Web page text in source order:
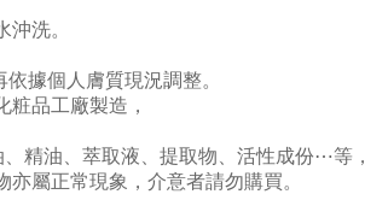
洗。
據個人膚質現況調整。
品工廠製造，
精油、萃取液、提取物、活性成份⋯等，
屬正常現象，介意者請勿購買。